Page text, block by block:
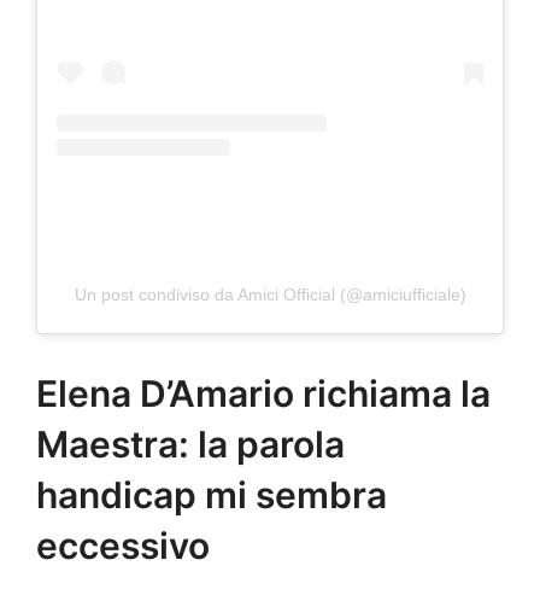
Un post condiviso da Amici Official (@amiciufficiale)
Elena D’Amario richiama la
Maestra: la parola
handicap mi sembra
eccessivo